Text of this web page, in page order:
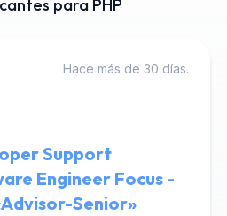
para PHP
Hace más de 30 días.
Support
Engineer Focus -
Senior»